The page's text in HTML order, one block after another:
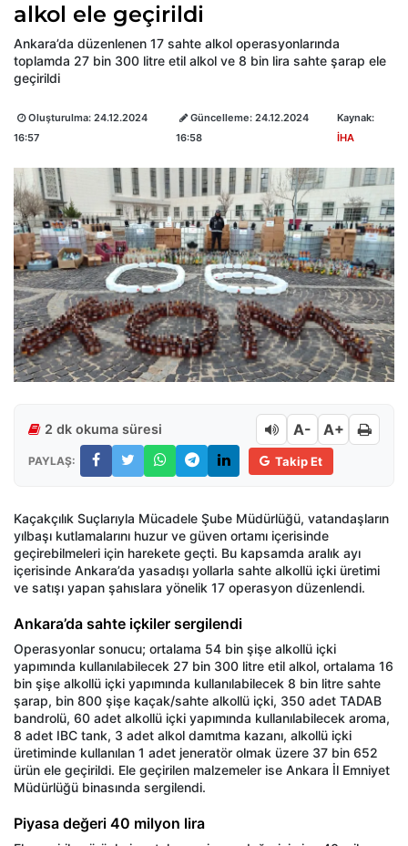
alkol ele geçirildi
Ankara’da düzenlenen 17 sahte alkol operasyonlarında
toplamda 27 bin 300 litre etil alkol ve 8 bin lira sahte şarap ele
geçirildi
Oluşturulma: 24.12.2024
16:57
Güncelleme: 24.12.2024
16:58
Kaynak:
İHA
2 dk okuma süresi A- A+
PAYLAŞ: Takip Et
Kaçakçılık Suçlarıyla Mücadele Şube Müdürlüğü, vatandaşların
yılbaşı kutlamalarını huzur ve güven ortamı içerisinde
geçirebilmeleri için harekete geçti. Bu kapsamda aralık ayı
içerisinde Ankara’da yasadışı yollarla sahte alkollü içki üretimi
ve satışı yapan şahıslara yönelik 17 operasyon düzenlendi.
Ankara’da sahte içkiler sergilendi
Operasyonlar sonucu; ortalama 54 bin şişe alkollü içki
yapımında kullanılabilecek 27 bin 300 litre etil alkol, ortalama 16
bin şişe alkollü içki yapımında kullanılabilecek 8 bin litre sahte
şarap, bin 800 şişe kaçak/sahte alkollü içki, 350 adet TADAB
bandrolü, 60 adet alkollü içki yapımında kullanılabilecek aroma,
8 adet IBC tank, 3 adet alkol damıtma kazanı, alkollü içki
üretiminde kullanılan 1 adet jeneratör olmak üzere 37 bin 652
ürün ele geçirildi. Ele geçirilen malzemeler ise Ankara İl Emniyet
Müdürlüğü binasında sergilendi.
Piyasa değeri 40 milyon lira